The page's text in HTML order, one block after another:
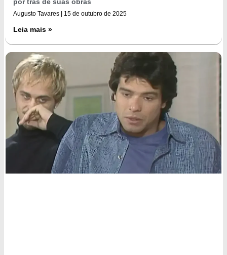
por trás de suas obras
Augusto Tavares 15 de outubro de 2025
Leia mais »